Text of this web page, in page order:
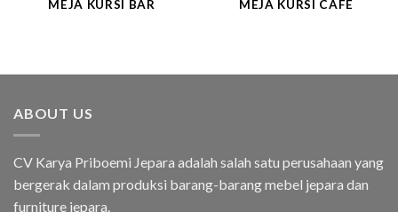
MEJA KURSI BAR MEJA KURSI CAFE
ABOUT US
CV Karya Priboemi Jepara adalah salah satu perusahaan yang
bergerak dalam produksi barang-barang mebel jepara dan
furniture jepara.